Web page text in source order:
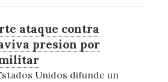
ataque contra
presion por
Unidos difunde un